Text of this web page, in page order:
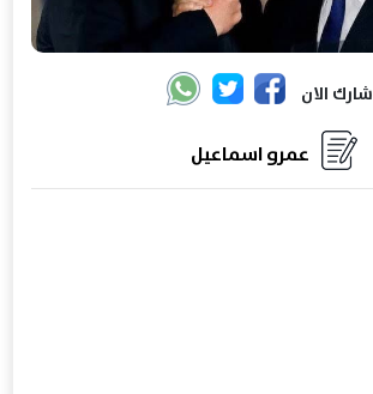
شارك الان
عمرو اسماعيل